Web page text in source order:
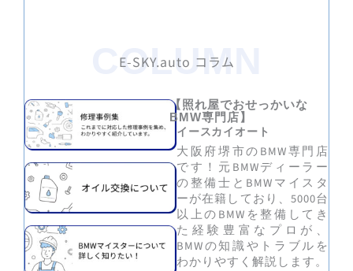
COLUMN
E-SKY.auto コラム
【照れ屋でおせっかいな
BMW専門店】
イースカイオート
大阪府堺市のBMW専門店
です！元BMWディーラー
の整備士とBMWマイスタ
ーが在籍しており、5000台
以上のBMWを整備してき
た経験豊富なプロが、
BMWの知識やトラブルを
わかりやすく解説します。